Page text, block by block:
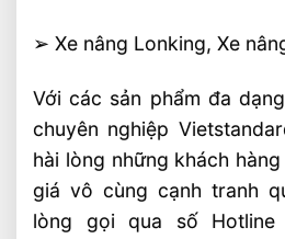
➢ Xe nâng Lonking, Xe
Với các sản phẩm đa
chuyên nghiệp
hài lòng những khách
giá vô cùng cạnh tranh
lòng gọi qua số Hotline